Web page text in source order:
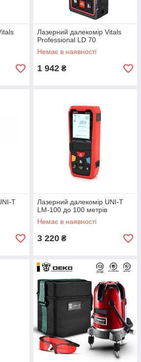
Лазерний далекомір Vitals
Professional LD 70
Немає в наявності
1 942 ₴
T
Лазерний далекомір UNI-T
LM-100 до 100 метрів
Немає в наявності
3 220 ₴